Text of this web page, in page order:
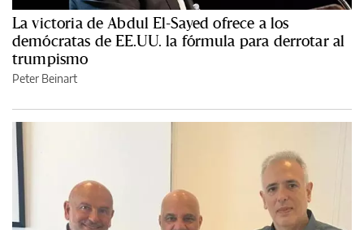
La victoria de Abdul El-Sayed ofrece a los
demócratas de EE.UU. la fórmula para derrotar al
trumpismo
Peter Beinart